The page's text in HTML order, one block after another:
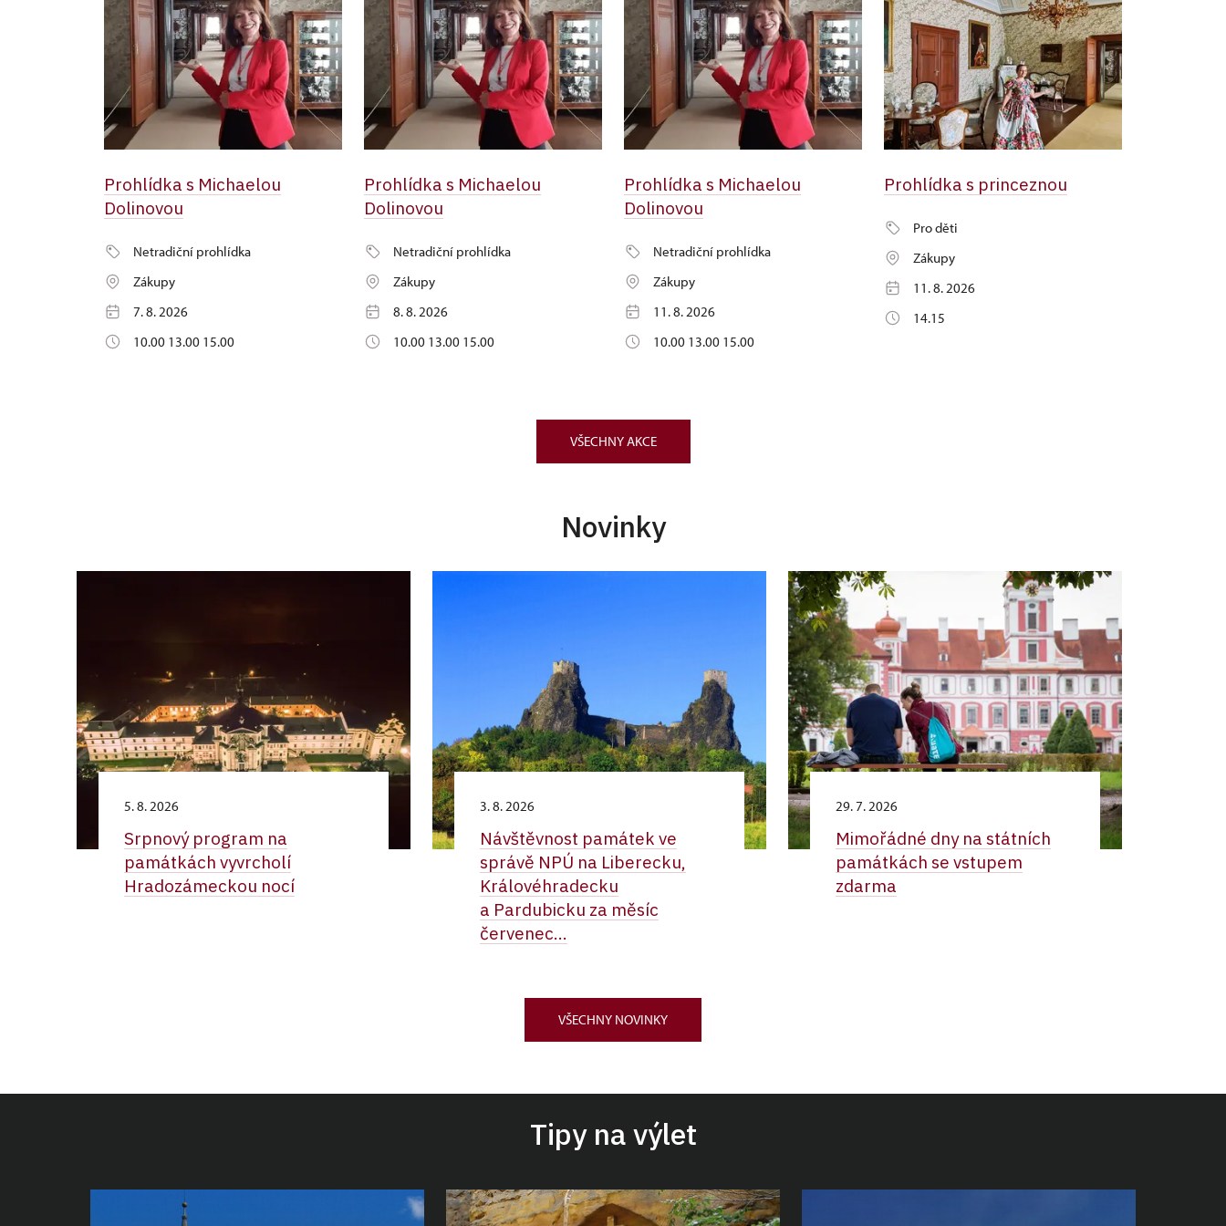
Prohlídka s Michaelou
Dolinovou
Netradiční prohlídka
Zákupy
7. 8. 2026
10.00 13.00 15.00
Prohlídka s Michaelou
Dolinovou
Netradiční prohlídka
Zákupy
8. 8. 2026
10.00 13.00 15.00
Prohlídka s Michaelou
Dolinovou
Netradiční prohlídka
Zákupy
11. 8. 2026
10.00 13.00 15.00
Prohlídka s princeznou
Pro děti
Zákupy
11. 8. 2026
14.15
VŠECHNY AKCE
Novinky
5. 8. 2026
Srpnový program na
památkách vyvrcholí
Hradozámeckou nocí
3. 8. 2026
Návštěvnost památek ve
správě NPÚ na Liberecku,
Královéhradecku
a Pardubicku za měsíc
červenec...
29. 7. 2026
Mimořádné dny na státních
památkách se vstupem
zdarma
VŠECHNY NOVINKY
Tipy na výlet